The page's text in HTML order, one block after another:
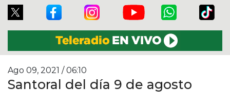
Ago 09, 2021 / 06:10
Santoral del día 9 de agosto